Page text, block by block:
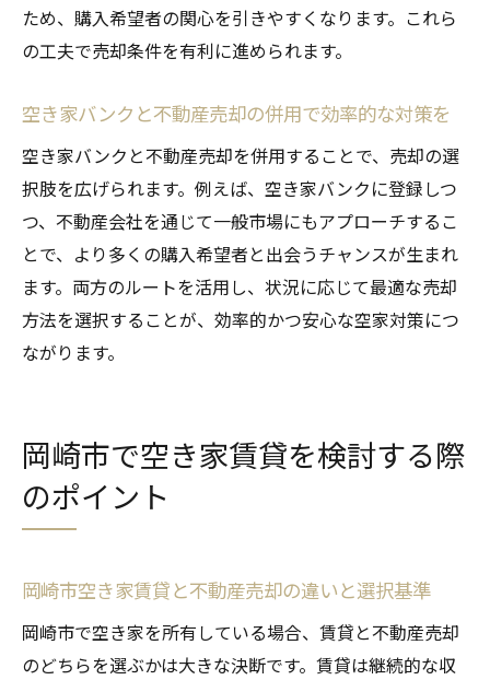
ため、購入希望者の関心を引きやすくなります。これら
の工夫で売却条件を有利に進められます。
空き家バンクと不動産売却の併用で効率的な対策を
空き家バンクと不動産売却を併用することで、売却の選
択肢を広げられます。例えば、空き家バンクに登録しつ
つ、不動産会社を通じて一般市場にもアプローチするこ
とで、より多くの購入希望者と出会うチャンスが生まれ
ます。両方のルートを活用し、状況に応じて最適な売却
方法を選択することが、効率的かつ安心な空家対策につ
ながります。
岡崎市で空き家賃貸を検討する際
のポイント
岡崎市空き家賃貸と不動産売却の違いと選択基準
岡崎市で空き家を所有している場合、賃貸と不動産売却
のどちらを選ぶかは大きな決断です。賃貸は継続的な収